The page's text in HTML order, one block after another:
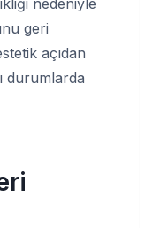
nedeniyle
geri
açıdan
durumlarda